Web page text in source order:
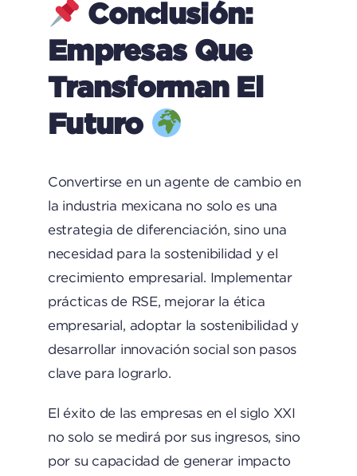
Conclusión:
Empresas Que
Transforman El
Futuro
Convertirse en un agente de cambio en
la industria mexicana no solo es una
estrategia de diferenciación, sino una
necesidad para la sostenibilidad y el
crecimiento empresarial. Implementar
prácticas de RSE, mejorar la ética
empresarial, adoptar la sostenibilidad y
desarrollar innovación social son pasos
clave para lograrlo.
El éxito de las empresas en el siglo XXI
no solo se medirá por sus ingresos, sino
por su capacidad de generar impacto